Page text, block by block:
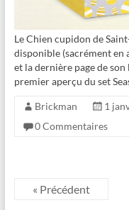
Le Chien cupidon de
disponible (sacrément en
et la dernière page de
premier aperçu du set
Brickman 1
0 Commentaires
« Précédent